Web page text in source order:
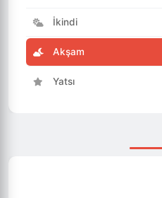
İkindi
Akşam
Yatsı